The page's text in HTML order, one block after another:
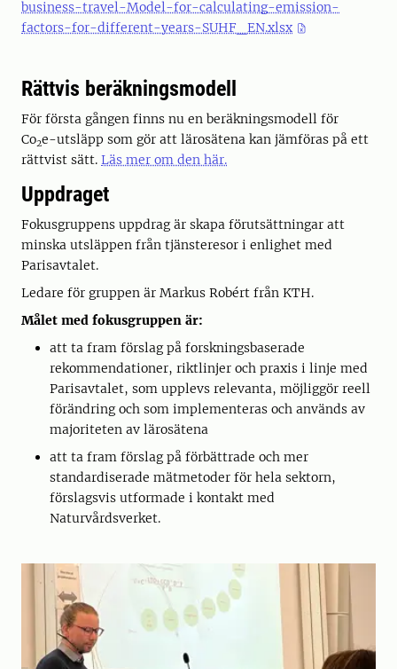
business-travel-Model-for-calculating-emission-
factors-for-different-years-SUHF_EN.xlsx
Rättvis beräkningsmodell
För första gången finns nu en beräkningsmodell för
Co2e-utsläpp som gör att lärosätena kan jämföras på ett
rättvist sätt. Läs mer om den här.
Uppdraget
Fokusgruppens uppdrag är skapa förutsättningar att
minska utsläppen från tjänsteresor i enlighet med
Parisavtalet.
Ledare för gruppen är Markus Robért från KTH.
Målet med fokusgruppen är:
att ta fram förslag på forskningsbaserade
rekommendationer, riktlinjer och praxis i linje med
Parisavtalet, som upplevs relevanta, möjliggör reell
förändring och som implementeras och används av
majoriteten av lärosätena
att ta fram förslag på förbättrade och mer
standardiserade mätmetoder för hela sektorn,
förslagsvis utformade i kontakt med
Naturvårdsverket.